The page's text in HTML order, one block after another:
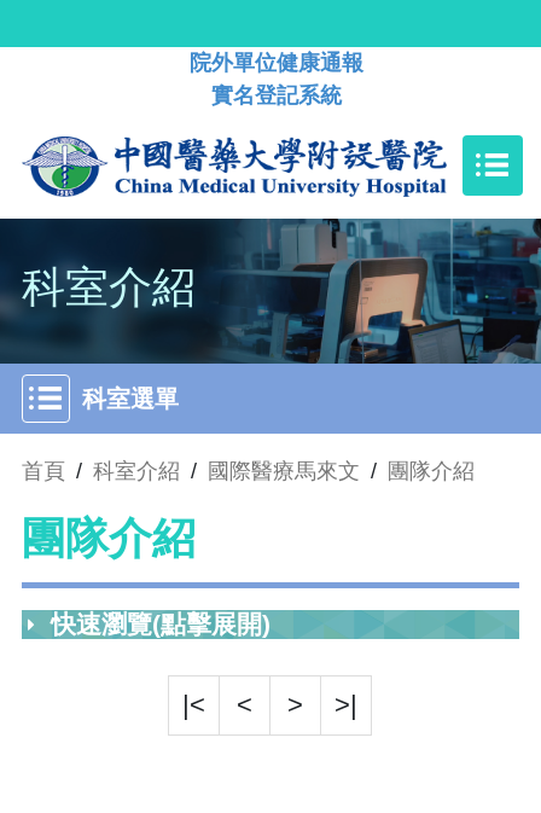
院外單位健康通報
實名登記系統
科室介紹
科室選單
首頁 / 科室介紹 / 國際醫療馬來文 / 團隊介紹
團隊介紹
快速瀏覽(點擊展開)
|< < > >|